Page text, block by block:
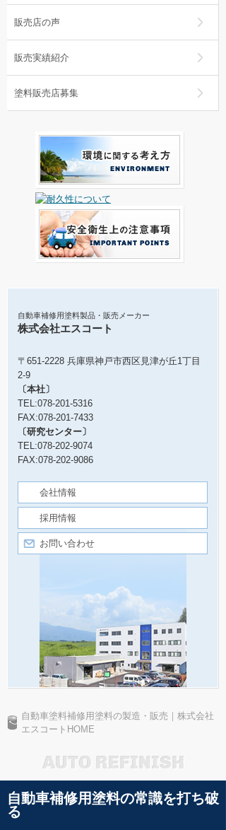
販売店の声
販売実績紹介
塗料販売店募集
自動車補修用塗料製品・販売メーカー
株式会社エスコート
〒651-2228 兵庫県神戸市西区見津が丘1丁目
2-9
〔本社〕
TEL:078-201-5316
FAX:078-201-7433
〔研究センター〕
TEL:078-202-9074
FAX:078-202-9086
会社情報
採用情報
お問い合わせ
自動車塗料補修用塗料の製造・販売｜株式会社
エスコートHOME
自動車補修用塗料の常識を打ち破
る